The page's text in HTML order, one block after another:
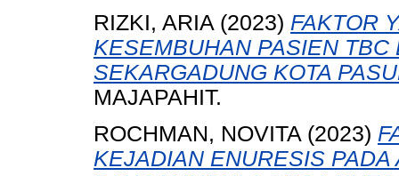
RIZKI, ARIA (2023) FAKTOR
KESEMBUHAN PASIEN
SEKARGADUNG KOTA
MAJAPAHIT.
ROCHMAN, NOVITA (2023)
KEJADIAN ENURESIS